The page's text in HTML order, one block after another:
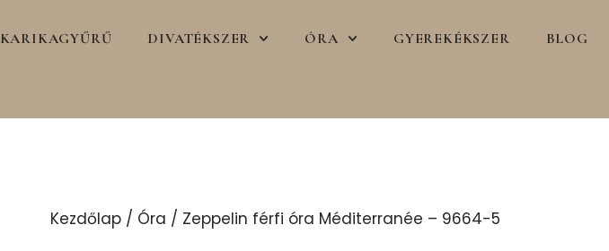
KARIKAGYŰRŰ DIVATÉKSZER ÓRA GYEREKÉKSZER BLOG
Kezdőlap / Óra / Zeppelin férfi óra Méditerranée – 9664-5